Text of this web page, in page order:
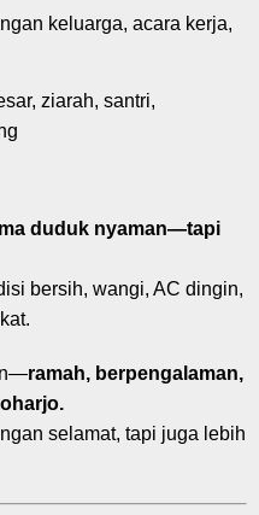
keluarga, acara kerja,
ziarah, santri,
duduk nyaman—tapi
bersih, wangi, AC dingin,
ramah, berpengalaman,
selamat, tapi juga lebih